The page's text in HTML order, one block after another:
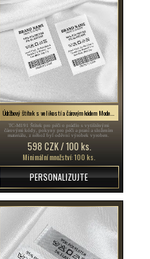
TC-M191 Štítek pro péči o prádlo s vytištěnými
čárovými kódy, pokyny pro péči a praní a složením
materiálu, z něhož byl oděvní výrobek vyroben.
598 CZK / 100 ks.
Minimální množství: 100 ks.
PERSONALIZUJTE